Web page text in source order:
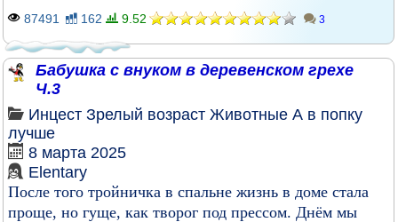
87491 162 9.52 3
Бабушка с внуком в деревенском грехе
Ч.3
Инцест Зрелый возраст Животные А в попку
лучше
8 марта 2025
Elentary
После того тройничка в спальне жизнь в доме стала
проще, но гуще, как творог под прессом. Днём мы